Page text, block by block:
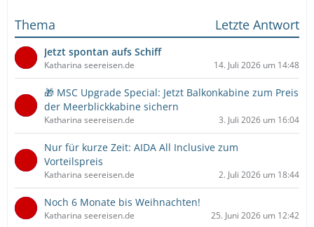
Thema
Letzte Antwort
Jetzt spontan aufs Schiff
Katharina seereisen.de 14. Juli 2026 um 14:48
🎁 MSC Upgrade Special: Jetzt Balkonkabine zum Preis
der Meerblickkabine sichern
Katharina seereisen.de 3. Juli 2026 um 16:04
Nur für kurze Zeit: AIDA All Inclusive zum
Vorteilspreis
Katharina seereisen.de 2. Juli 2026 um 18:44
Noch 6 Monate bis Weihnachten!
Katharina seereisen.de 25. Juni 2026 um 12:42